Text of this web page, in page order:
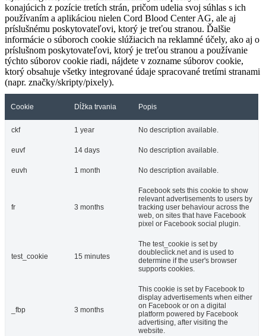
konajúcich z pozície tretích strán, pričom udelia svoj súhlas s ich
používaním a aplikáciou nielen Cord Blood Center AG, ale aj
príslušnému poskytovateľovi, ktorý je treťou stranou. Ďalšie
informácie o súboroch cookie slúžiacich na reklamné účely, ako aj o
príslušnom poskytovateľovi, ktorý je treťou stranou a používanie
týchto súborov cookie riadi, nájdete v zozname súborov cookie,
ktorý obsahuje všetky integrované údaje spracované tretími stranami
(napr. značky/skripty/pixely).
Cookie Dĺžka trvania Popis
ckf 1 year No description available.
euvf 14 days No description available.
euvh 1 month No description available.
fr 3 months
Facebook sets this cookie to show
relevant advertisements to users by
tracking user behaviour across the
web, on sites that have Facebook
pixel or Facebook social plugin.
test_cookie 15 minutes
The test_cookie is set by
doubleclick.net and is used to
determine if the user's browser
supports cookies.
_fbp 3 months
This cookie is set by Facebook to
display advertisements when either
on Facebook or on a digital
platform powered by Facebook
advertising, after visiting the
website.